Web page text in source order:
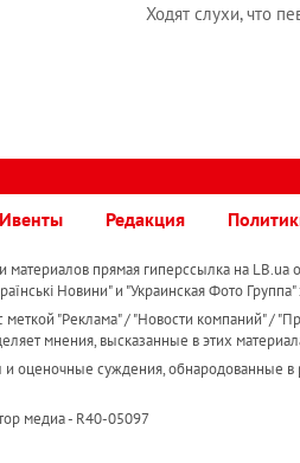
Ходят слухи, что
Ивенты Редакция
прямая гиперссылка на
Новини" и "Украинская Фото
"Реклама" / "Новости компаний" /
мнения, высказанные в этих
и оценочные суждения, обнародованные
медиа - R40-05097